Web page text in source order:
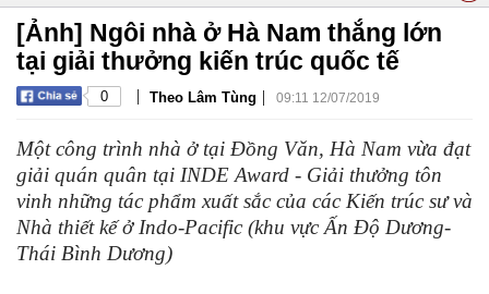
[Ảnh] Ngôi nhà ở Hà Nam thắng lớn
tại giải thưởng kiến trúc quốc tế
0 | Theo Lâm Tùng | 09:11 12/07/2019
Một công trình nhà ở tại Đồng Văn, Hà Nam vừa đạt
giải quán quân tại INDE Award - Giải thưởng tôn
vinh những tác phẩm xuất sắc của các Kiến ​​trúc sư và
Nhà thiết kế ở Indo-Pacific (khu vực Ấn Độ Dương-
Thái Bình Dương)